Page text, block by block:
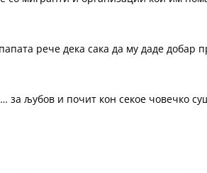
рече дека сака да му даде добар
љубов и почит кон секое човечко